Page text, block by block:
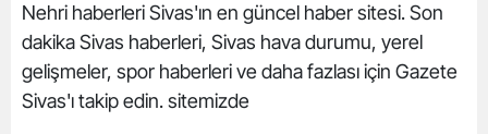
Nehri haberleri Sivas'ın en güncel haber sitesi. Son
dakika Sivas haberleri, Sivas hava durumu, yerel
gelişmeler, spor haberleri ve daha fazlası için Gazete
Sivas'ı takip edin. sitemizde